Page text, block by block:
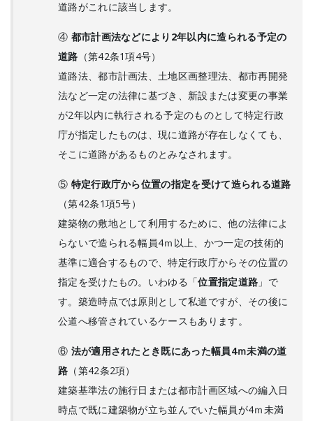
道路がこれに該当します。
④ 都市計画法などにより2年以内に造られる予定の
道路 （第42条1項4号）
道路法、都市計画法、土地区画整理法、都市再開発
法など一定の法律に基づき、新設または変更の事業
が2年以内に執行される予定のものとして特定行政
庁が指定したものは、現に道路が存在しなくても、
そこに道路があるものとみなされます。
⑤ 特定行政庁から位置の指定を受けて造られる道路
（第42条1項5号）
建築物の敷地として利用するために、他の法律によ
らないで造られる幅員4ｍ以上、かつ一定の技術的
基準に適合するもので、特定行政庁からその位置の
指定を受けたもの。いわゆる「位置指定道路 」で
す。築造時点では原則として私道ですが、その後に
公道へ移管されているケースもあります。
⑥ 法が適用されたとき既にあった幅員4ｍ未満の道
路 （第42条2項）
建築基準法の施行日または都市計画区域への編入日
時点で既に建築物が立ち並んでいた幅員が4ｍ未満